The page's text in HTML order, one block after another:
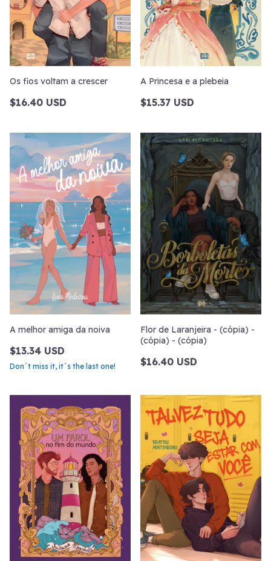
Os fios voltam a crescer
$16.40 USD
A Princesa e a plebeia
$15.37 USD
A melhor amiga da noiva
$13.34 USD
Don´t miss it, it´s the last one!
Flor de Laranjeira - (cópia) -
(cópia) - (cópia)
$16.40 USD